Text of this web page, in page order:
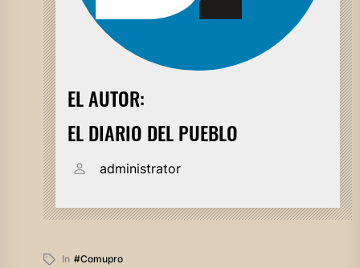
EL AUTOR:
EL DIARIO DEL PUEBLO
administrator
In #comupro